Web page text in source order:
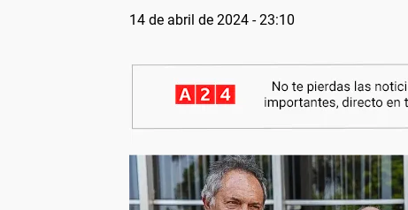
14 de abril de 2024 - 23:10